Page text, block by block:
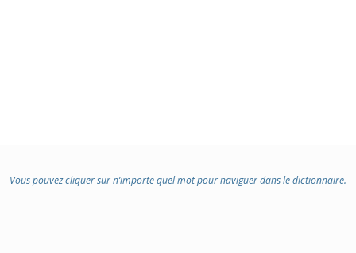
Vous pouvez cliquer sur n’importe quel mot pour naviguer dans le dictionnaire.